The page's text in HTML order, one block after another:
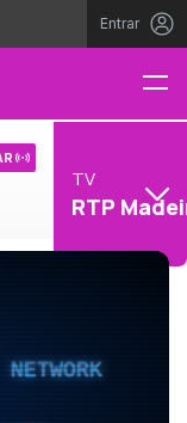
Entrar
TV
RTP